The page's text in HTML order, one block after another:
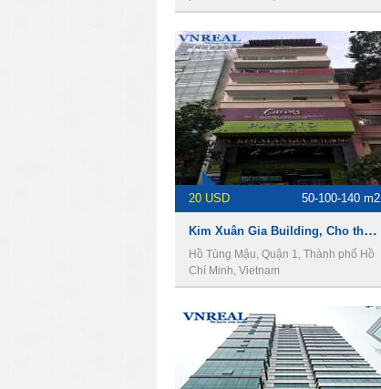
20 USD 50-100-140 m2
Kim Xuân Gia Building, Cho thuê văn phòng Quận 1
Hồ Tùng Mậu, Quận 1, Thành phố Hồ
Chí Minh, Vietnam